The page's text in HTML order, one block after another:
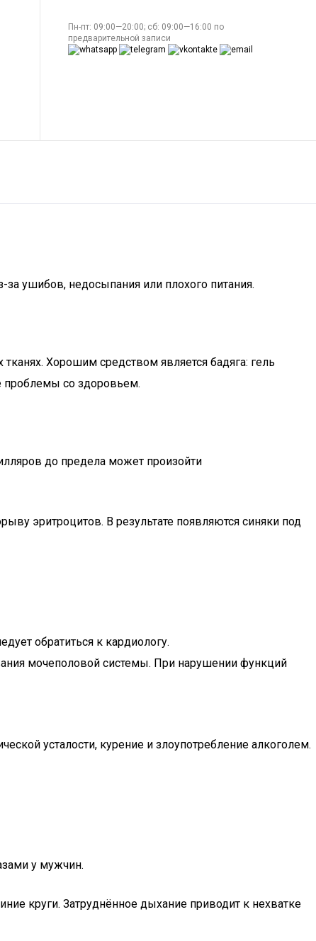
Пн-пт: 09:00—20:00; сб: 09:00—16:00 по
предварительной записи
ушибов, недосыпания или плохого питания.
Хорошим средством является бадяга: гель
проблемы со здоровьем.
до предела может произойти
эритроцитов. В результате появляются синяки под
обратиться к кардиологу.
мочеполовой системы. При нарушении функций
усталости, курение и злоупотребление алкоголем.
у мужчин.
круги. Затруднённое дыхание приводит к нехватке